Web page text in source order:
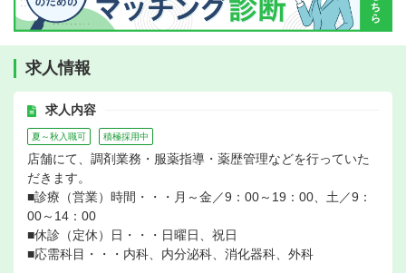
求人情報
求人内容
夏～秋入職可 積極採用中
店舗にて、調剤業務・服薬指導・薬歴管理などを行っていた
だきます。
■診療（営業）時間・・・月～金／9：00～19：00、土／9：
00～14：00
■休診（定休）日・・・日曜日、祝日
■応需科目・・・内科、内分泌科、消化器科、外科